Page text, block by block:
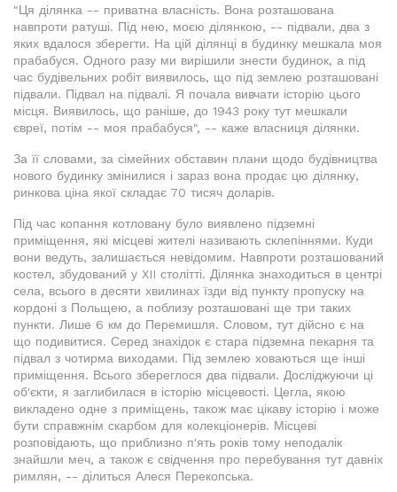
"Ця ділянка -- приватна власність. Вона розташована
навпроти ратуші. Під нею, моєю ділянкою, -- підвали, два з
яких вдалося зберегти. На цій ділянці в будинку мешкала моя
прабабуся. Одного разу ми вирішили знести будинок, а під
час будівельних робіт виявилось, що під землею розташовані
підвали. Підвал на підвалі. Я почала вивчати історію цього
місця. Виявилось, що раніше, до 1943 року тут мешкали
євреї, потім -- моя прабабуся", -- каже власниця ділянки.
За її словами, за сімейних обставин плани щодо будівництва
нового будинку змінилися і зараз вона продає цю ділянку,
ринкова ціна якої складає 70 тисяч доларів.
Під час копання котловану було виявлено підземні
приміщення, які місцеві жителі називають склепіннями. Куди
вони ведуть, залишається невідомим. Навпроти розташований
костел, збудований у XII столітті. Ділянка знаходиться в центрі
села, всього в десяти хвилинах їзди від пункту пропуску на
кордоні з Польщею, а поблизу розташовані ще три таких
пункти. Лише 6 км до Перемишля. Словом, тут дійсно є на
що подивитися. Серед знахідок є стара підземна пекарня та
підвал з чотирма виходами. Під землею ховаються ще інші
приміщення. Всього збереглося два підвали. Досліджуючи ці
об'єкти, я заглибилася в історію місцевості. Цегла, якою
викладено одне з приміщень, також має цікаву історію і може
бути справжнім скарбом для колекціонерів. Місцеві
розповідають, що приблизно п'ять років тому неподалік
знайшли меч, а також є свідчення про перебування тут давніх
римлян, -- ділиться Алеся Перекопська.